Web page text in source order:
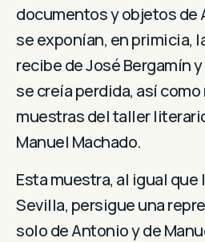
documentos y objetos de
se exponían, en primicia,
recibe de José Bergamín
se creía perdida, así
muestras del taller
Manuel Machado.
Esta muestra, al igual que
Sevilla, persigue una
solo de Antonio y de